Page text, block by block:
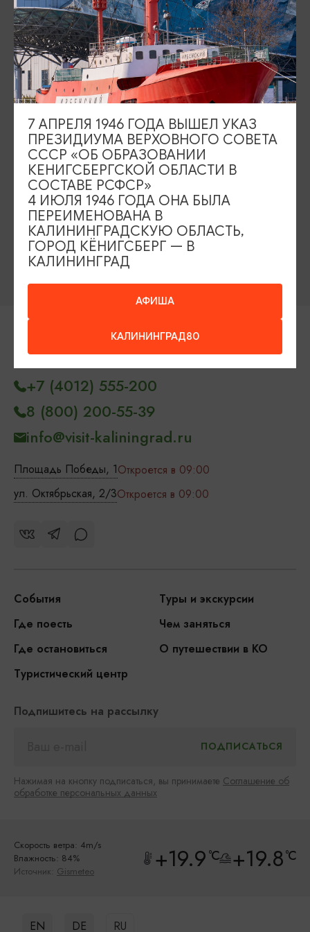
Серебряное ожерелье
Электронная виза
Туры и экскурсии
Афиша мероприятий
Сувениры
Гостевая книга
Гиды и экскурсоводы
Достопримечательности
Карты и маршруты
Рестораны
Гостиницы
Компас Балтийской кухни
Настоящий Калининградец
Контакты Туристского
информационного центра
Площадь Победы, 1Откроется в 09:00
ул. Октябрьская, 2/3Откроется в 09:00
+7 (4012) 555-200
8 (800) 200-55-39
info@visit-kaliningrad.ru
События
Туры и экскурсии
Где поесть
Чем заняться
Где остановиться
О путешествии в КО
Туристический центр
Подпишитесь на рассылку
Нажимая на кнопку подписаться, вы принимаете Соглашение об
обработке персональных данных
Скорость ветра: 4m/s
Влажность: 84%
Источник: Gismeteo +19.9°C +19.8°C
EN DE RU
АФИША
КАЛИНИНГРАД80
7 АПРЕЛЯ 1946 ГОДА ВЫШЕЛ УКАЗ
ПРЕЗИДИУМА ВЕРХОВНОГО СОВЕТА
СССР «ОБ ОБРАЗОВАНИИ
КЕНИГСБЕРГСКОЙ ОБЛАСТИ В
СОСТАВЕ РСФСР»
4 ИЮЛЯ 1946 ГОДА ОНА БЫЛА
ПЕРЕИМЕНОВАНА В
КАЛИНИНГРАДСКУЮ ОБЛАСТЬ,
ГОРОД КЁНИГСБЕРГ — В
КАЛИНИНГРАД